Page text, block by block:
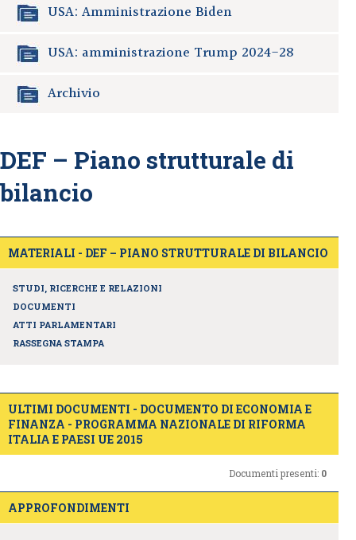
USA: Amministrazione Biden
USA: amministrazione Trump 2024-28
Archivio
DEF – Piano strutturale di
bilancio
MATERIALI - DEF – PIANO STRUTTURALE DI BILANCIO
STUDI, RICERCHE E RELAZIONI
DOCUMENTI
ATTI PARLAMENTARI
RASSEGNA STAMPA
ULTIMI DOCUMENTI - DOCUMENTO DI ECONOMIA E
FINANZA - PROGRAMMA NAZIONALE DI RIFORMA
ITALIA E PAESI UE 2015
Documenti presenti: 0
APPROFONDIMENTI